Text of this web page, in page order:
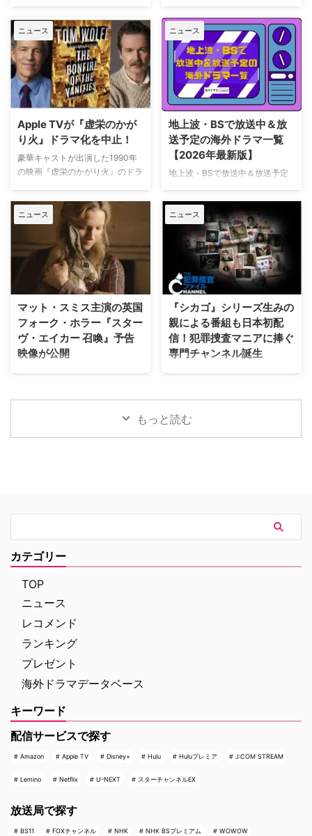
ている。また、4人のキャストが
新たに加わることも明らかになっ
た。英BBCなど複数のメディアが
伝えている。 これまでで最も衝
撃的な事件に巻き込まれるベルジ
ュラック 1981年から1991年にか
けて英BBCで放送されたジョン・
『Bergerac（原題）』をリブー
トした本作。イギリス海峡に浮か
ぶジャージー島を舞台に、警部の
ジム・ベルジュラックが事件に挑
ルジュラック～豪邸に …
トム・ホランド演じるスパイダー
マンの新たな物語を描く映画『ス
パイダーマン：ブランド・ニュ
ー・デイ』が大ヒット上映中だ。
公開初日の興行収入は5億6,000
万円を超え、2026年公開の洋画
ナンバーワンを記録。このたび、
主演のトム・ホランド自らが臨場
感あふれるアクションシーン撮影
の裏側を明かす特別映像が公開さ
れた。 世界中で大ヒットを記
録！ 映画史に残る快挙を達成 ソ
ホランド演じるピーター・パーカ
ー＝スパイダーマンの新たなる物
語、『スパイダーマン：ブラン
ド・ニュー・デイ』が大ヒット …
ニュース
Apple TVが『虚栄のかが
り火』ドラマ化を中止！
豪華キャストが出演した1990年
の映画『虚栄のかがり火』のドラ
たが、頓挫したことが明らかにな
った。米Deadlineが報じてい
る。 鬼門らしく一筋縄ではいか
ず 原作は、1987年に出版された
トム・ウルフのベストセラー小説
「虚栄の篝火」。1980年代のニ
ューヨークの上流社会を辛辣に風
刺した作品だ。ウォール街で台頭
したトレーダーたち、その華奢な
妻や愛人、そして富裕層が住むマ
ンハッタンと周辺の貧困な地区と
の間にくすぶる人種間の緊張を描
ニュース
地上波・BSで放送中＆放
送予定の海外ドラマ一覧
【2026年最新版】
地上波・BSで放送中＆放送予定
時更新） NHK・NHK BSで放送
中＆放送予定の海外ドラマ 海外
ドラマ『DOC（ドック） あす
へのカルテ』 NHK BSプレミアム
4K｜毎週（木） 17：00～ イタ
リア発！ 12年間の記憶を失った
エリート医師の物語。 原作 ピエ
ト ルカ・アルジェンテーロ、マ
ティルデ・ジョリ、サラ・ラッザ
ーロ ほか ≫≫『DOC（ドッ
ク）3 あすへのカルテ』詳細 海
ニュース
マット・スミス主演の英国
フォーク・ホラー『スター
ヴ・エイカー 召喚』予告
映像が公開
英国ヨークシャー地方を舞台に、
ォーク・ホラー映画『スターヴ・
エイカー 召喚』。公開に先駆け
て、不穏な空気が漂う日本版予告
映像と、英国らしい曇天の世界観
「スターヴ・エイカー」は、家族
に対して奇妙な力を及ぼしている
ように思われる。ある日、彼らの
幼い息子オーウェンは喘息発作に
そ …
ニュース
『シカゴ』シリーズ生みの
親による番組も日本初配
信！犯罪捜査マニアに捧ぐ
専門チャンネル誕生
日本唯一のミステリードラマ専門
ル」が、開局月である8月に展開
する新たなサービスとして、犯罪
捜査に特化した新たな専門チャン
ネル「THE 犯罪捜査ファイル・
る新たなチャンネルパッケージサ
ービス「プレミアTVパック」の
の高い犯罪捜査ドラマや放送には
もっと読む
カテゴリー
TOP
ニュース
レコメンド
ランキング
プレゼント
海外ドラマデータベース
キーワード
配信サービスで探す
Amazon Apple TV Disney+ Hulu Huluプレミア J:COM STREAM
Lemino Netflix U-NEXT スターチャンネルEX
放送局で探す
BS11 FOXチャンネル NHK NHK BSプレミアム WOWOW